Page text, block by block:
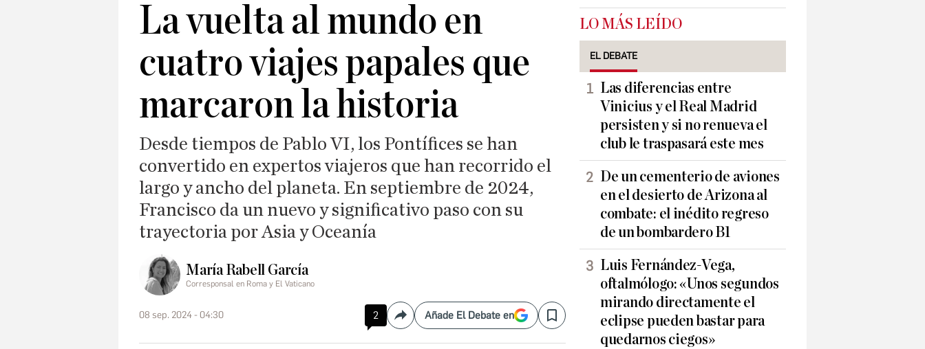
La vuelta al mundo en
cuatro viajes papales que
marcaron la historia
Desde tiempos de Pablo VI, los Pontífices se han
convertido en expertos viajeros que han recorrido el
largo y ancho del planeta. En septiembre de 2024,
Francisco da un nuevo y significativo paso con su
trayectoria por Asia y Oceanía
María Rabell García
Corresponsal en Roma y El Vaticano
08 sep. 2024 - 04:30 2 CompartirAñade El Debate en Save
LO MÁS LEÍDO
EL DEBATE
Las diferencias entre
Vinicius y el Real Madrid
persisten y si no renueva el
club le traspasará este mes
De un cementerio de aviones
en el desierto de Arizona al
combate: el inédito regreso
de un bombardero B1
Luis Fernández-Vega,
oftalmólogo: «Unos segundos
mirando directamente el
eclipse pueden bastar para
quedarnos ciegos»